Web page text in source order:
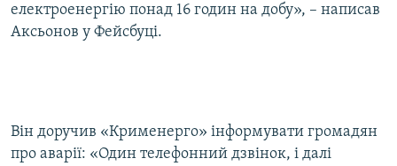
ВІДЕОУРОКИ «ELIFBE»
СВІДЧЕННЯ ОКУПАЦІЇ
Русский
електроенергію понад 16 годин на добу», – написав
Аксьонов у Фейсбуці.
Він доручив «Крименерго» інформувати громадян
про аварії: «Один телефонний дзвінок, і далі